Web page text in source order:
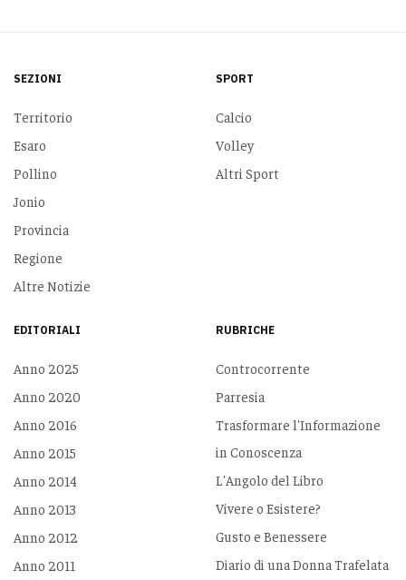
SEZIONI
Territorio
Esaro
Pollino
Jonio
Provincia
Regione
Altre Notizie
SPORT
Calcio
Volley
Altri Sport
EDITORIALI
Anno 2025
Anno 2020
Anno 2016
Anno 2015
Anno 2014
Anno 2013
Anno 2012
Anno 2011
RUBRICHE
Controcorrente
Parresia
Trasformare l'Informazione
in Conoscenza
L'Angolo del Libro
Vivere o Esistere?
Gusto e Benessere
Diario di una Donna Trafelata